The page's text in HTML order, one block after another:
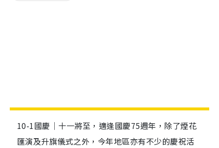
10-1國慶｜十一將至，適逢國慶75週年，除了煙花
匯演及升旗儀式之外，今年地區亦有不少的慶祝活